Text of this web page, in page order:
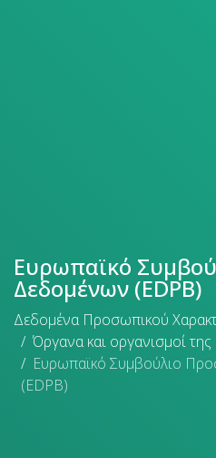
Ευρωπαϊκό
Δεδομένων (EDPB)
Δεδομένα Προσωπικού
Όργανα και οργανισμοί της
Ευρωπαϊκό Συμβούλιο
(EDPB)